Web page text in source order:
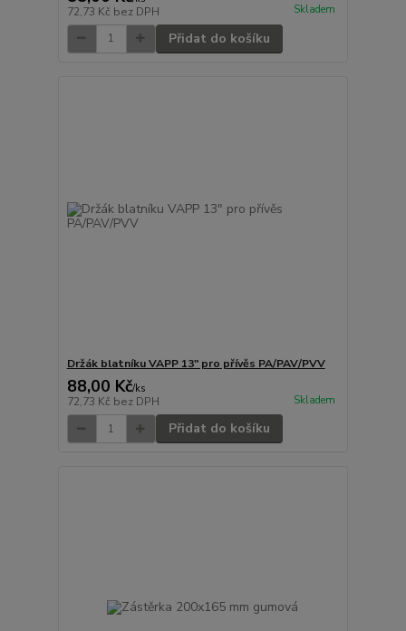
72,73 Kč bez DPH Skladem
Přidat do košíku
Držák blatníku VAPP 13" pro přívěs PA/PAV/PVV
88,00 Kč/ks
72,73 Kč bez DPH Skladem
Přidat do košíku